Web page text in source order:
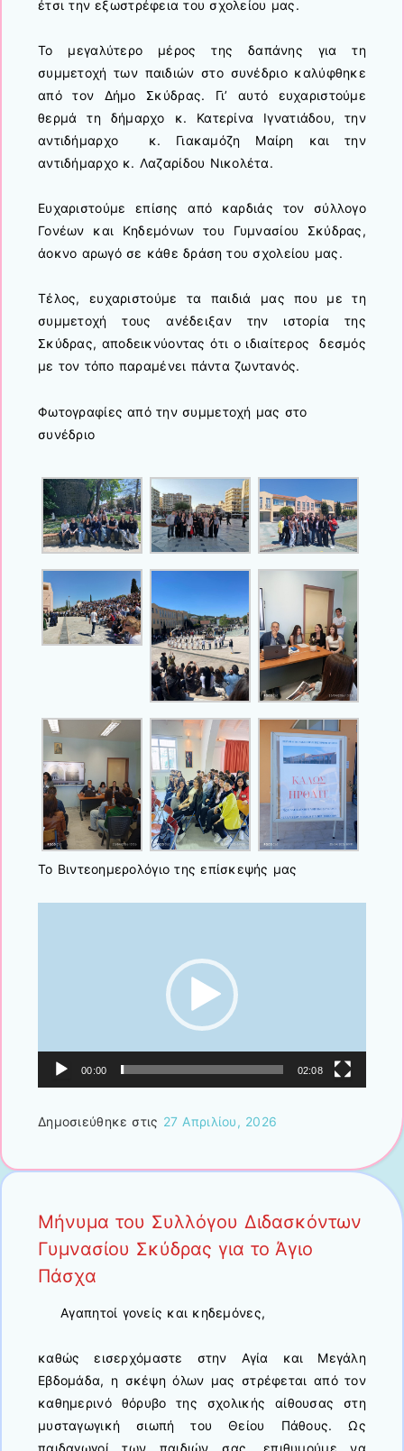
έτσι την εξωστρέφεια του σχολείου μας.
Το μεγαλύτερο μέρος της δαπάνης για τη
συμμετοχή των παιδιών στο συνέδριο καλύφθηκε
από τον Δήμο Σκύδρας. Γι’ αυτό ευχαριστούμε
θερμά τη δήμαρχο κ. Κατερίνα Ιγνατιάδου, την
αντιδήμαρχο κ. Γιακαμόζη Μαίρη και την
αντιδήμαρχο κ. Λαζαρίδου Νικολέτα.
Ευχαριστούμε επίσης από καρδιάς τον σύλλογο
Γονέων και Κηδεμόνων του Γυμνασίου Σκύδρας,
άοκνο αρωγό σε κάθε δράση του σχολείου μας.
Τέλος, ευχαριστούμε τα παιδιά μας που με τη
συμμετοχή τους ανέδειξαν την ιστορία της
Σκύδρας, αποδεικνύοντας ότι ο ιδιαίτερος δεσμός
με τον τόπο παραμένει πάντα ζωντανός.
Φωτογραφίες από την συμμετοχή μας στο
συνέδριο
Το Βιντεοημερολόγιο της επίσκεψής μας
00:00 02:08
Δημοσιεύθηκε στις 27 Απριλίου, 2026
Μήνυμα του Συλλόγου Διδασκόντων
Γυμνασίου Σκύδρας για το Άγιο
Πάσχα
Αγαπητοί γονείς και κηδεμόνες,
καθώς εισερχόμαστε στην Αγία και Μεγάλη
Εβδομάδα, η σκέψη όλων μας στρέφεται από τον
καθημερινό θόρυβο της σχολικής αίθουσας στη
μυσταγωγική σιωπή του Θείου Πάθους. Ως
παιδαγωγοί των παιδιών σας, επιθυμούμε να